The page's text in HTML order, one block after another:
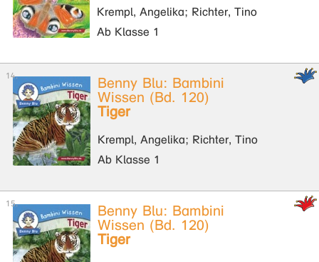
Krempl, Angelika; Richter, Tino
Ab Klasse 1
Benny Blu: Bambini
Wissen (Bd. 120)
Tiger
Krempl, Angelika; Richter, Tino
Ab Klasse 1
Benny Blu: Bambini
Wissen (Bd. 120)
Tiger